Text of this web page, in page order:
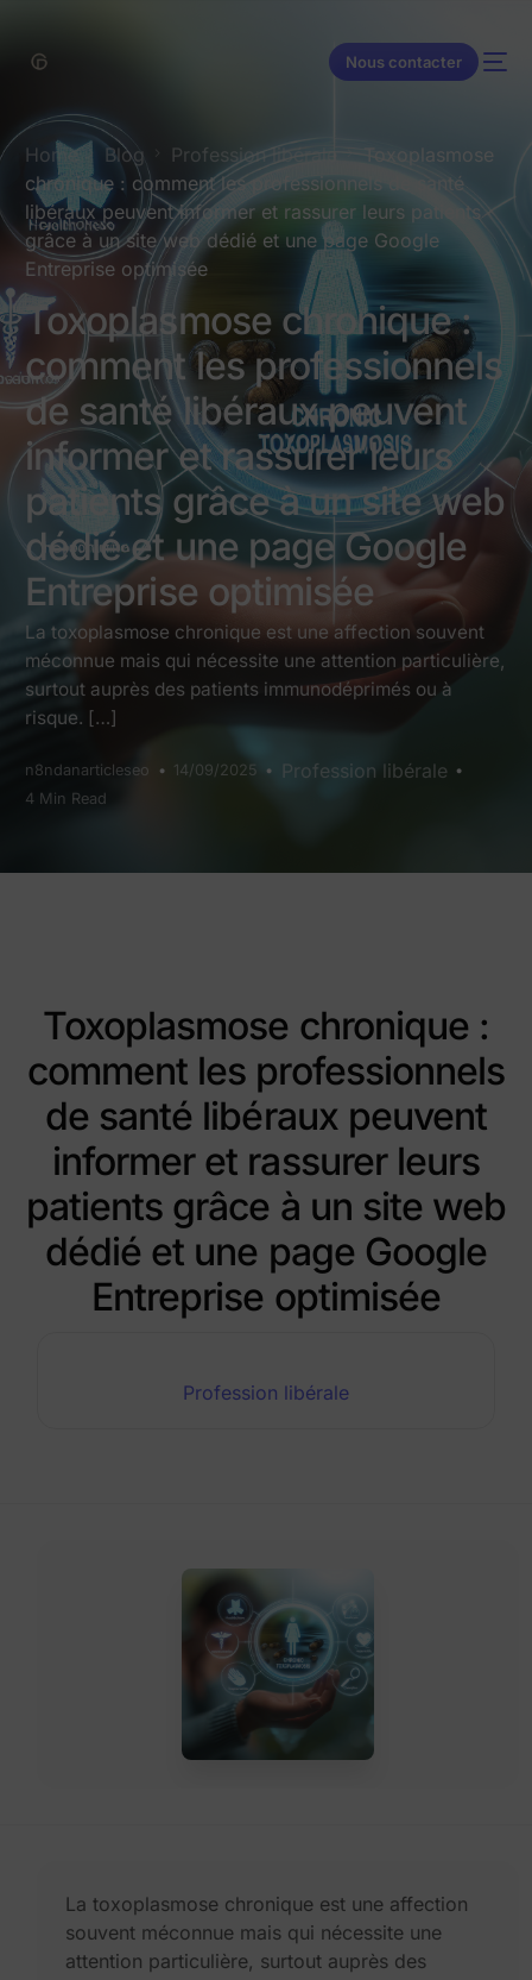
Nous contacter
Home Blog Profession libérale
Toxoplasmose
chronique : comment les professionnels de santé
libéraux peuvent informer et rassurer leurs patients
grâce à un site web dédié et une page Google
Entreprise optimisée
Toxoplasmose chronique :
comment les professionnels
de santé libéraux peuvent
informer et rassurer leurs
patients grâce à un site web
dédié et une page Google
Entreprise optimisée
La toxoplasmose chronique est une affection souvent
méconnue mais qui nécessite une attention particulière,
surtout auprès des patients immunodéprimés ou à
risque. […]
n8ndanarticleseo 14/09/2025 Profession libérale
4 Min Read
Toxoplasmose chronique :
comment les professionnels
de santé libéraux peuvent
informer et rassurer leurs
patients grâce à un site web
dédié et une page Google
Entreprise optimisée
Profession libérale
La toxoplasmose chronique est une affection
souvent méconnue mais qui nécessite une
attention particulière, surtout auprès des